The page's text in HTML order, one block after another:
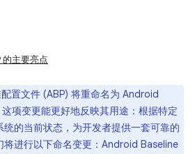
主要亮点
置文件 (ABP) 将重命名为 Android
项变更能更好地反映其用途：根据特定
的当前状态，为开发者提供一套可靠的
将进行以下命名变更：Android Baseline